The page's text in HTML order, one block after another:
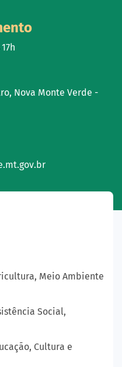
Nova Monte Verde -
Meio Ambiente
Social,
Cultura e